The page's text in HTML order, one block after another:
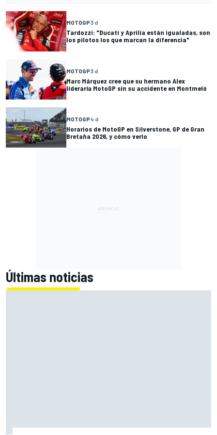
MOTOGP3 d
Tardozzi: "Ducati y Aprilia están igualadas, son
los pilotos los que marcan la diferencia"
MOTOGP3 d
Marc Márquez cree que su hermano Alex
lideraría MotoGP sin su accidente en Montmeló
MOTOGP4 d
Horarios de MotoGP en Silverstone, GP de Gran
Bretaña 2026, y cómo verlo
Últimas noticias